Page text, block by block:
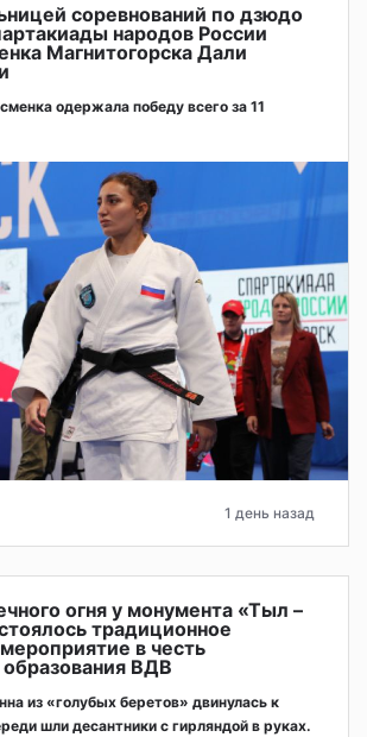
соревнований по дзюдо
народов России
Магнитогорска Дали
одержала победу всего за 11
1 день назад
огня у монумента «Тыл –
традиционное
в честь
ВДВ
из «голубых беретов» двинулась к
шли десантники с гирляндой в руках.